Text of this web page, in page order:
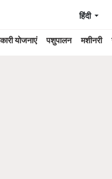
योजनाएं पशुपालन मशीनरी
हिंदी